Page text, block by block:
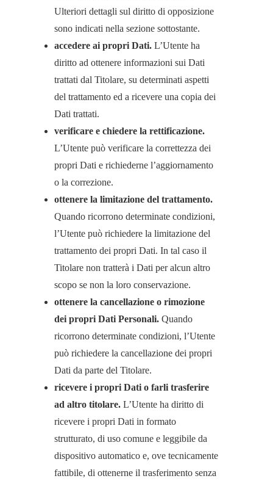
Ulteriori dettagli sul diritto di opposizione
sono indicati nella sezione sottostante.
accedere ai propri Dati. L’Utente ha
diritto ad ottenere informazioni sui Dati
trattati dal Titolare, su determinati aspetti
del trattamento ed a ricevere una copia dei
Dati trattati.
verificare e chiedere la rettificazione.
L’Utente può verificare la correttezza dei
propri Dati e richiederne l’aggiornamento
o la correzione.
ottenere la limitazione del trattamento.
Quando ricorrono determinate condizioni,
l’Utente può richiedere la limitazione del
trattamento dei propri Dati. In tal caso il
Titolare non tratterà i Dati per alcun altro
scopo se non la loro conservazione.
ottenere la cancellazione o rimozione
dei propri Dati Personali. Quando
ricorrono determinate condizioni, l’Utente
può richiedere la cancellazione dei propri
Dati da parte del Titolare.
ricevere i propri Dati o farli trasferire
ad altro titolare. L’Utente ha diritto di
ricevere i propri Dati in formato
strutturato, di uso comune e leggibile da
dispositivo automatico e, ove tecnicamente
fattibile, di ottenerne il trasferimento senza